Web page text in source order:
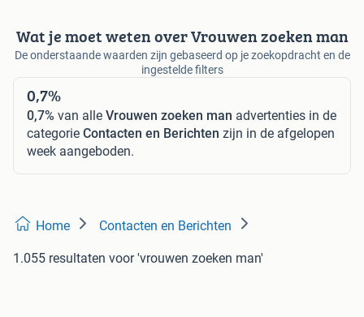
Wat je moet weten over Vrouwen zoeken man
De onderstaande waarden zijn gebaseerd op je zoekopdracht en de
ingestelde filters
0,7%
0,7% van alle Vrouwen zoeken man advertenties in de
categorie Contacten en Berichten zijn in de afgelopen
week aangeboden.
Home Contacten en Berichten
1.055 resultaten voor 'vrouwen zoeken man'